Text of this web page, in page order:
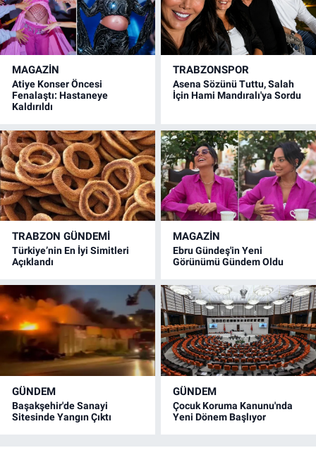
MAGAZİN
Atiye Konser Öncesi
Fenalaştı: Hastaneye
Kaldırıldı
TRABZONSPOR
Asena Sözünü Tuttu, Salah
İçin Hami Mandıralı'ya Sordu
TRABZON GÜNDEMİ
Türkiye’nin En İyi Simitleri
Açıklandı
MAGAZİN
Ebru Gündeş'in Yeni
Görünümü Gündem Oldu
GÜNDEM
Başakşehir'de Sanayi
Sitesinde Yangın Çıktı
GÜNDEM
Çocuk Koruma Kanunu'nda
Yeni Dönem Başlıyor